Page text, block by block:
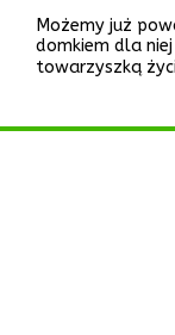
Możemy już
domkiem dla
towarzyszką